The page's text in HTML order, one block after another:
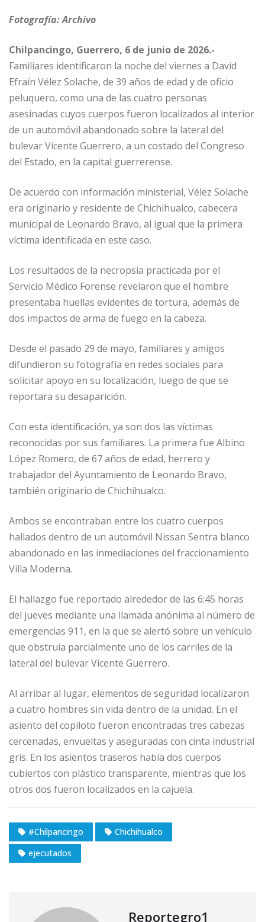
Fotografía: Archivo
Chilpancingo, Guerrero, 6 de junio de 2026.-
Familiares identificaron la noche del viernes a David
Efraín Vélez Solache, de 39 años de edad y de oficio
peluquero, como una de las cuatro personas
asesinadas cuyos cuerpos fueron localizados al interior
de un automóvil abandonado sobre la lateral del
bulevar Vicente Guerrero, a un costado del Congreso
del Estado, en la capital guerrerense.
De acuerdo con información ministerial, Vélez Solache
era originario y residente de Chichihualco, cabecera
municipal de Leonardo Bravo, al igual que la primera
víctima identificada en este caso.
Los resultados de la necropsia practicada por el
Servicio Médico Forense revelaron que el hombre
presentaba huellas evidentes de tortura, además de
dos impactos de arma de fuego en la cabeza.
Desde el pasado 29 de mayo, familiares y amigos
difundieron su fotografía en redes sociales para
solicitar apoyo en su localización, luego de que se
reportara su desaparición.
Con esta identificación, ya son dos las víctimas
reconocidas por sus familiares. La primera fue Albino
López Romero, de 67 años de edad, herrero y
trabajador del Ayuntamiento de Leonardo Bravo,
también originario de Chichihualco.
Ambos se encontraban entre los cuatro cuerpos
hallados dentro de un automóvil Nissan Sentra blanco
abandonado en las inmediaciones del fraccionamiento
Villa Moderna.
El hallazgo fue reportado alrededor de las 6:45 horas
del jueves mediante una llamada anónima al número de
emergencias 911, en la que se alertó sobre un vehículo
que obstruía parcialmente uno de los carriles de la
lateral del bulevar Vicente Guerrero.
Al arribar al lugar, elementos de seguridad localizaron
a cuatro hombres sin vida dentro de la unidad. En el
asiento del copiloto fueron encontradas tres cabezas
cercenadas, envueltas y aseguradas con cinta industrial
gris. En los asientos traseros había dos cuerpos
cubiertos con plástico transparente, mientras que los
otros dos fueron localizados en la cajuela.
#Chilpancingo
Chichihualco
ejecutados
Reportegro1